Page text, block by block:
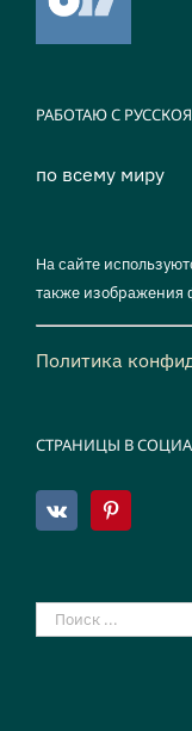
РАБОТАЮ С
по всему миру
На сайте
также изображения
Политика
СТРАНИЦЫ В
Результат
поиска: